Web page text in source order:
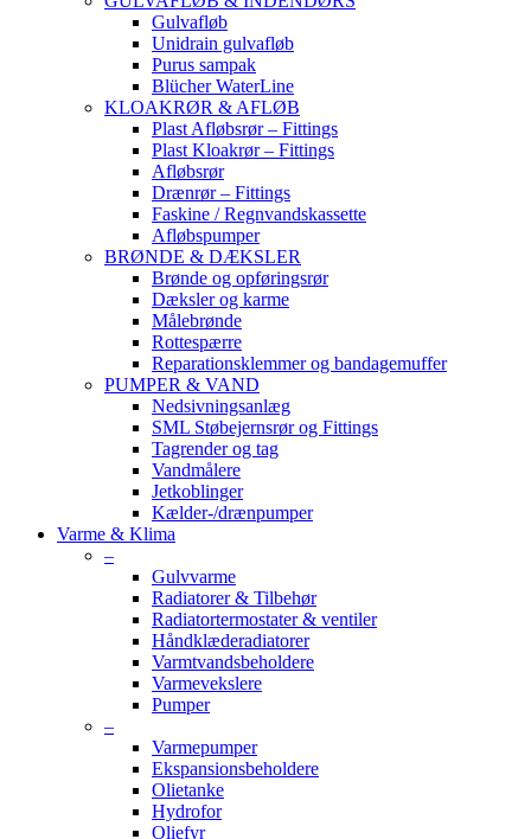
Gulvafløb
Unidrain gulvafløb
Purus sampak
Blücher WaterLine
KLOAKRØR & AFLØB
Plast Afløbsrør – Fittings
Plast Kloakrør – Fittings
Afløbsrør
Drænrør – Fittings
Faskine / Regnvandskassette
Afløbspumper
BRØNDE & DÆKSLER
Brønde og opføringsrør
Dæksler og karme
Målebrønde
Rottespærre
Reparationsklemmer og bandagemuffer
PUMPER & VAND
Nedsivningsanlæg
SML Støbejernsrør og Fittings
Tagrender og tag
Vandmålere
Jetkoblinger
Kælder-/drænpumper
Varme & Klima
–
Gulvvarme
Radiatorer & Tilbehør
Radiatortermostater & ventiler
Håndklæderadiatorer
Varmtvandsbeholdere
Varmevekslere
Pumper
–
Varmepumper
Ekspansionsbeholdere
Olietanke
Hydrofor
Oliefyr